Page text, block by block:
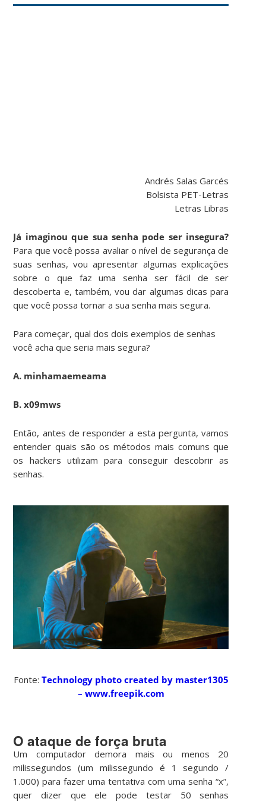
Andrés Salas Garcés
Bolsista PET-Letras
Letras Libras
Já imaginou que sua senha pode ser insegura?
Para que você possa avaliar o nível de segurança de
suas senhas, vou apresentar algumas explicações
sobre o que faz uma senha ser fácil de ser
descoberta e, também, vou dar algumas dicas para
que você possa tornar a sua senha mais segura.
Para começar, qual dos dois exemplos de senhas
você acha que seria mais segura?
A. minhamaemeama
B. x09mws
Então, antes de responder a esta pergunta, vamos
entender quais são os métodos mais comuns que
os hackers utilizam para conseguir descobrir as
senhas.
Fonte: Technology photo created by master1305
– www.freepik.com
O ataque de força bruta
Um computador demora mais ou menos 20
milissegundos (um milissegundo é 1 segundo /
1.000) para fazer uma tentativa com uma senha “x”,
quer dizer que ele pode testar 50 senhas